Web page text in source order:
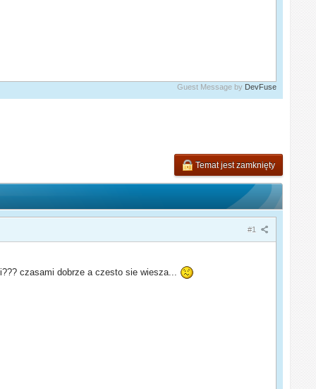
Guest Message by DevFuse
Temat jest zamknięty
#1
czasami dobrze a czesto sie wiesza...